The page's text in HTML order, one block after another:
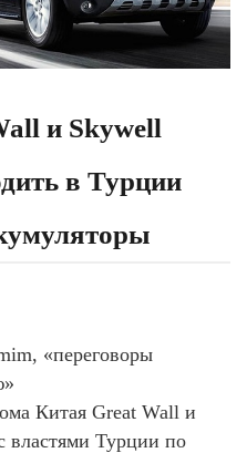
и Skywell
в Турции
«переговоры
Китая Great Wall и
властями Турции по